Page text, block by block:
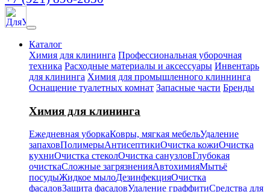
Каталог
Химия для клининга Профессиональная уборочная
техника Расходные материалы и аксессуары Инвентарь
для клининга Химия для промышленного клиннинга
Оснащение туалетных комнат Запасные части Бренды
Химия для клининга
Ежедневная уборкаКовры, мягкая мебельУдаление
запаховПолимерыАнтисептикиОчистка кожиОчистка
кухниОчистка стеколОчистка санузловГлубокая
очисткаСложные загрязненияАвтохимияМытьё
посудыЖидкое мылоДезинфекцияОчистка
фасадовЗащита фасадовУдаление граффитиСредства для